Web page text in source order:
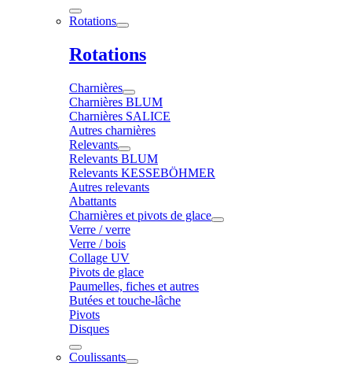
Rotations
Rotations
Charnières
Charnières BLUM
Charnières SALICE
Autres charnières
Relevants
Relevants BLUM
Relevants KESSEBÖHMER
Autres relevants
Abattants
Charnières et pivots de glace
Verre / verre
Verre / bois
Collage UV
Pivots de glace
Paumelles, fiches et autres
Butées et touche-lâche
Pivots
Disques
Coulissants